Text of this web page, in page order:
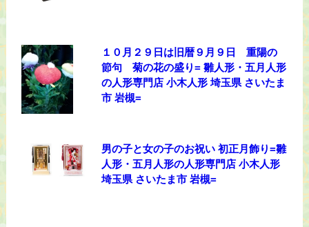
１０月２９日は旧暦９月９日 重陽の
節句 菊の花の盛り= 雛人形・五月人形
の人形専門店 小木人形 埼玉県 さいたま
市 岩槻=
男の子と女の子のお祝い 初正月飾り=雛
人形・五月人形の人形専門店 小木人形
埼玉県 さいたま市 岩槻=